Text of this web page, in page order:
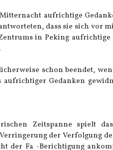
aufrichtige
dass sie sich
in Peking
schon beendet,
Gedanken
Zeitspanne spielt
der Verfolgung
der Fa -Berichtigung